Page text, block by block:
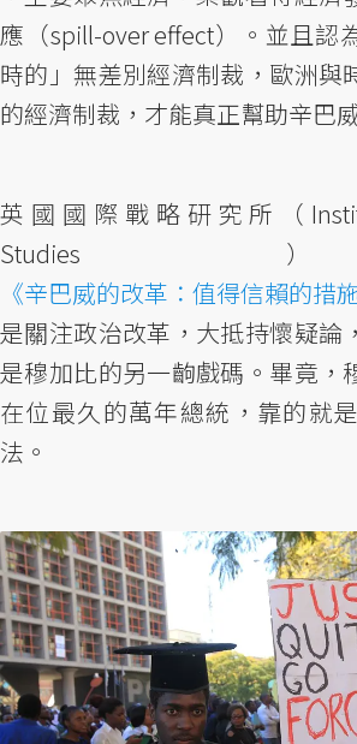
應（spill-over effect）。並且認
時的」無差別經濟制裁，歐洲與
的經濟制裁，才能真正幫助辛巴
英國國際戰略研究所（
Studies
《辛巴威的改革：值得信賴的措
是關注政治改革，大抵持懷疑論
是穆加比的另一齣戲碼。畢竟，
在位最久的萬年總統，靠的就
法。